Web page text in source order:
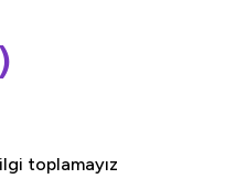
toplamayız